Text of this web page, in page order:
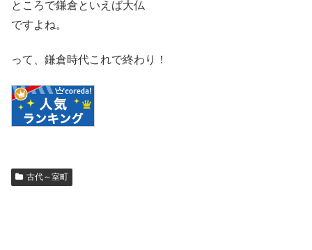
ところで鎌倉といえば大仏
ですよね。
って、鎌倉時代これで終わり！
古代～室町